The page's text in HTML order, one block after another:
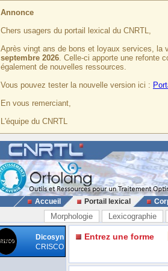
Annonce
Chers usagers du portail lexical du CNRTL,
Après vingt ans de bons et loyaux services, la
septembre 2026. Celle-ci apporte une refonte
également de nouvelles ressources.
Vous pouvez tester la nouvelle version ici :
En vous remerciant,
L'équipe du CNRTL
Accueil Portail lexical
Morphologie Lexicographie
Dicosyn
CRISCO
Entrez une forme